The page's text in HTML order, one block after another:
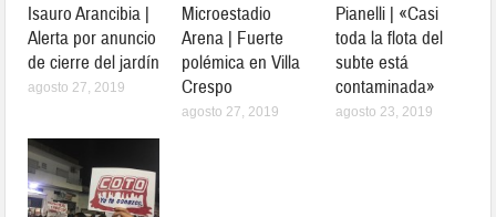
Isauro Arancibia |
Alerta por anuncio
de cierre del jardín
agosto 27, 2019
Microestadio
Arena | Fuerte
polémica en Villa
Crespo
agosto 27, 2019
Pianelli | «Casi
toda la flota del
subte está
contaminada»
agosto 23, 2019